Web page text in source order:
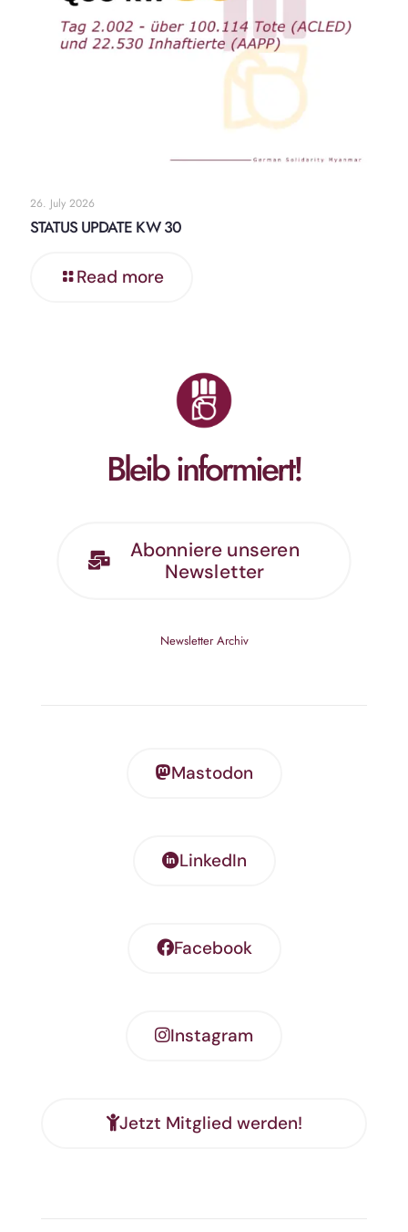
26. July 2026
STATUS UPDATE KW 30
Read more
Bleib informiert!
Abonniere unseren
Newsletter
Newsletter Archiv
Mastodon
LinkedIn
Facebook
Instagram
Jetzt Mitglied werden!